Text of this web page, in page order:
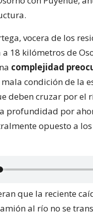
vocera de los
a 18 kilómetros de
complejidad
condición de la
deben cruzar por el
profundidad por
opuesto a los
que la reciente
al río no se